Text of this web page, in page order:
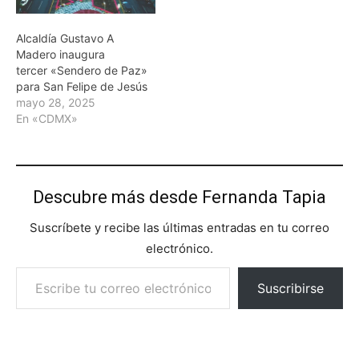
Alcaldía Gustavo A
Madero inaugura
tercer «Sendero de Paz»
para San Felipe de Jesús
mayo 28, 2025
En «CDMX»
Descubre más desde Fernanda Tapia
Suscríbete y recibe las últimas entradas en tu correo
electrónico.
Escribe tu correo electrónico…
Suscribirse